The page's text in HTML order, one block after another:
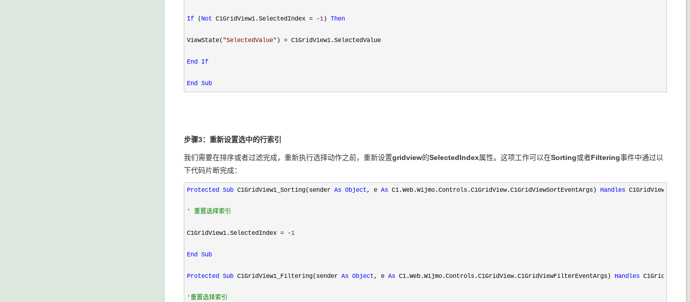
If ( Not C1GridView1.SelectedIndex = -1 ) Then
ViewState( "SelectedValue" ) = C1GridView1.SelectedValue
End If
End Sub
步骤3：重新设置选中的行索引
我们需要在排序或者过滤完成，重新执行选择动作之前，重新设置gridview的SelectedIndex属性。这项工作可以在Sorting或者Filtering事件中通过以
下代码片断完成：
Protected Sub C1GridView1_Sorting(sender As Object, e As C1.Web.Wijmo.Controls.C1GridView.C1GridViewSortEventArgs) Handles
' 重置选择索引
C1GridView1.SelectedIndex = -1
End Sub
Protected Sub C1GridView1_Filtering(sender As Object, e As C1.Web.Wijmo.Controls.C1GridView.C1GridViewFilterEventArgs) Handles
'重置选择索引